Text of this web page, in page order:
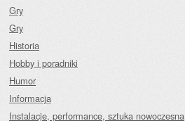
Gry
Gry
Historia
Hobby i poradniki
Humor
Informacja
Instalacje, performance, sztuka nowoczesna